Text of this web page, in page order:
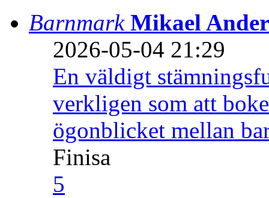
Barnmark Mikael
2026-05-04 21:29
En väldigt
verkligen som att
ögonblicket mellan
Finisa
5